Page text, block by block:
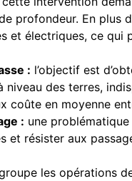
profondeur. En
et électriques, ce
: l’objectif est
niveau des terres,
coûte en moyenne
: une
et résister aux
les opérations